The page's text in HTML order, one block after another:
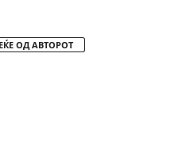
ОД АВТОРОТ